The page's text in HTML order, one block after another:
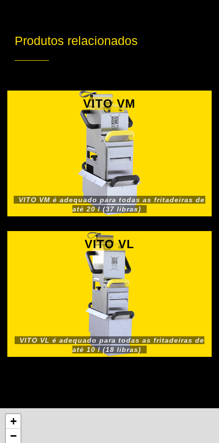
Produtos relacionados
VITO VM
VITO VM é adequado para todas as fritadeiras de
até 20 l (37 libras)
VITO VL
VITO VL é adequado para todas as fritadeiras de
até 10 l (18 libras)
+
−